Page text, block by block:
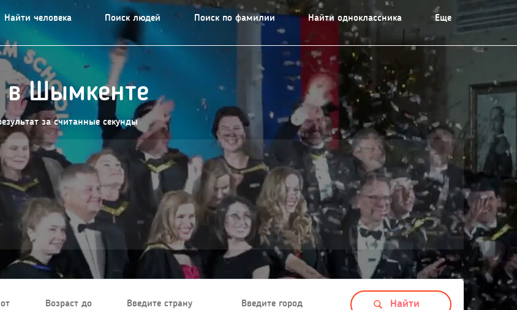
Найти человека Поиск людей Поиск по фамилии Найти одноклассника Еще
в Шымкенте
за считанные секунды